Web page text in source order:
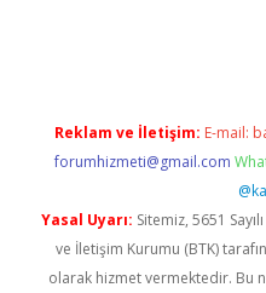
Reklam ve İletişim: E-mail:
forumhizmeti@gmail.com
Yasal Uyarı: Sitemiz, 5651
ve İletişim Kurumu (BTK)
olarak hizmet vermektedir. Bu